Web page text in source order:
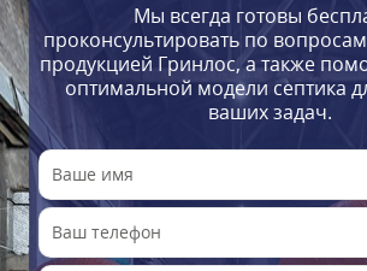
Мы всегда готовы
проконсультировать по
продукцией Гринлос, а также
оптимальной модели септика
ваших задач.